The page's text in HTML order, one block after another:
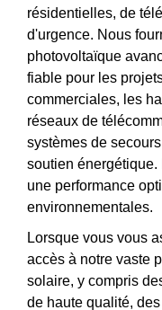
résidentielles, de
d'urgence. Nous
photovoltaïque
fiable pour les
commerciales, les
réseaux de
systèmes de
soutien
une performance
environnementales.
Lorsque vous vous
accès à notre vaste
solaire, y compris
de haute qualité,